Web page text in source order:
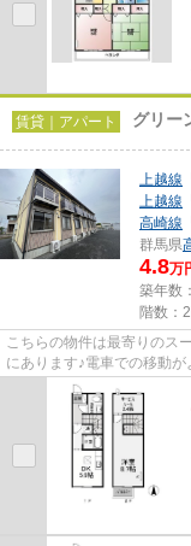
賃貸｜アパート グリー
上越線
上越線
高崎線
群馬県
4.8万
築年数
階数：
こちらの物件は最寄りのス
にあります♪電車での移動
円で利用することができる物